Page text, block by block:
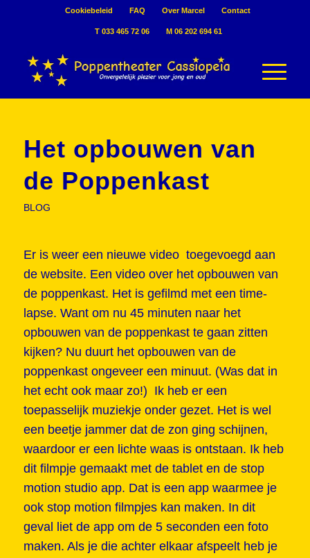
Cookiebeleid FAQ Over Marcel Contact
T 033 465 72 06 M 06 202 694 61
Het opbouwen van
de Poppenkast
BLOG
Er is weer een nieuwe video toegevoegd aan
de website. Een video over het opbouwen van
de poppenkast. Het is gefilmd met een time-
lapse. Want om nu 45 minuten naar het
opbouwen van de poppenkast te gaan zitten
kijken? Nu duurt het opbouwen van de
poppenkast ongeveer een minuut. (Was dat in
het echt ook maar zo!) Ik heb er een
toepasselijk muziekje onder gezet. Het is wel
een beetje jammer dat de zon ging schijnen,
waardoor er een lichte waas is ontstaan. Ik heb
dit filmpje gemaakt met de tablet en de stop
motion studio app. Dat is een app waarmee je
ook stop motion filmpjes kan maken. In dit
geval liet de app om de 5 seconden een foto
maken. Als je die achter elkaar afspeelt heb je